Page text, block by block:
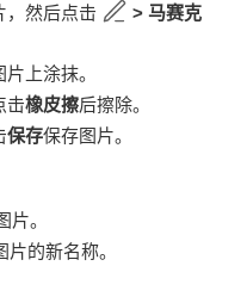
，然后点击 >马赛克
上涂抹。
击橡皮擦后擦除。
保存保存图片。
。
片的新名称。